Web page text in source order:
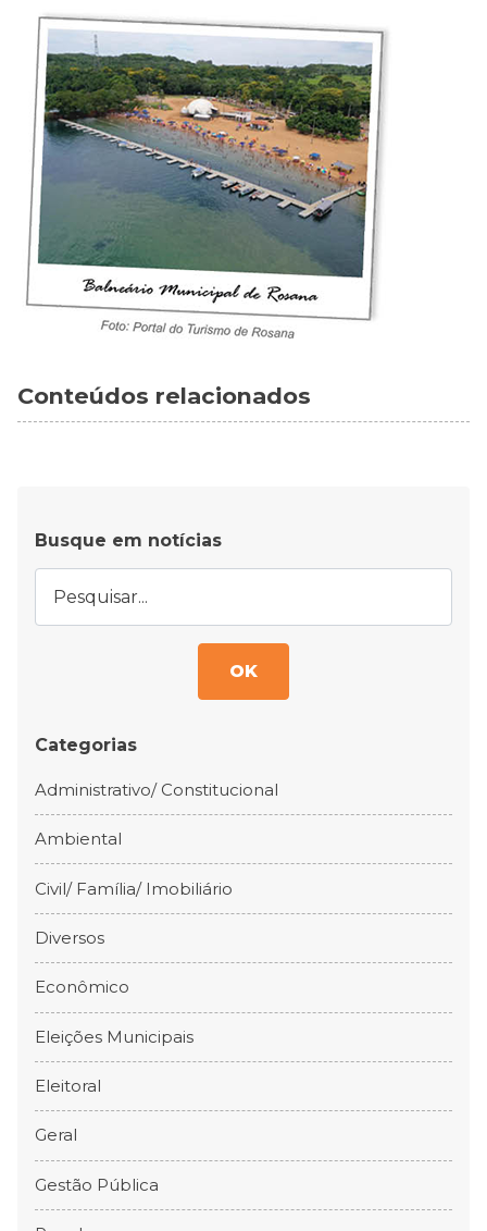
Conteúdos relacionados
Busque em notícias
OK
Categorias
Administrativo/ Constitucional
Ambiental
Civil/ Família/ Imobiliário
Diversos
Econômico
Eleições Municipais
Eleitoral
Geral
Gestão Pública